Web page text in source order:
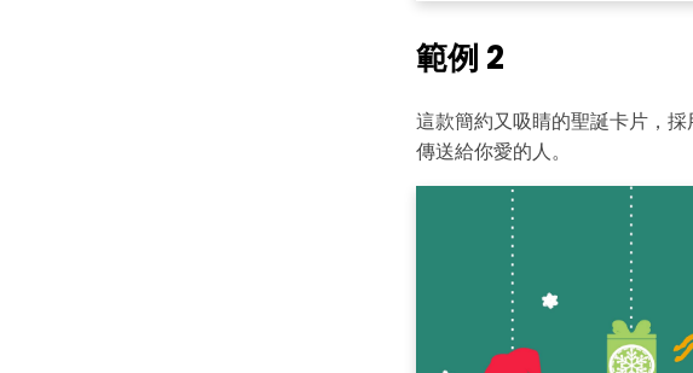
範例 2
這款簡約又吸睛的聖誕卡片，
傳送給你愛的人。